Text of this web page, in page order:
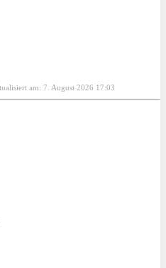
am: 7. August 2026 17:03